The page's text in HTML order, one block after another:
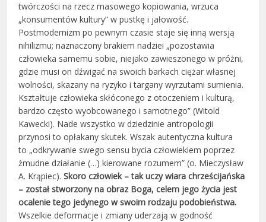
twórczości na rzecz masowego kopiowania, wrzuca
„konsumentów kultury” w pustkę i jałowość.
Postmodernizm po pewnym czasie staje się inną wersją
nihilizmu; naznaczony brakiem nadziei „pozostawia
człowieka samemu sobie, niejako zawieszonego w próżni,
gdzie musi on dźwigać na swoich barkach ciężar własnej
wolności, skazany na ryzyko i targany wyrzutami sumienia.
Kształtuje człowieka skłóconego z otoczeniem i kulturą,
bardzo często wyobcowanego i samotnego” (Witold
Kawecki). Nade wszystko w dziedzinie antropologii
przynosi to opłakany skutek. Wszak autentyczna kultura
to „odkrywanie swego sensu bycia człowiekiem poprzez
żmudne działanie (…) kierowane rozumem” (o. Mieczysław
A. Krąpiec).Skoro człowiek – tak uczy wiara chrześcijańska
– został stworzony na obraz Boga, celem jego życia jest
ocalenie tego jedynego w swoim rodzaju podobieństwa.
Wszelkie deformacje i zmiany uderzają w godność